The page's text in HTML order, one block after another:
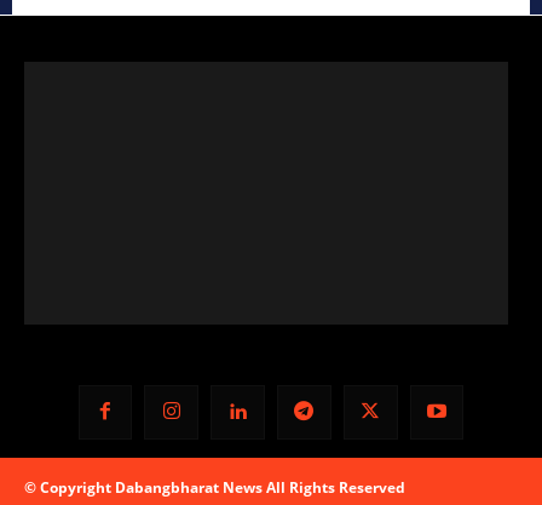
© Copyright Dabangbharat News All Rights Reserved